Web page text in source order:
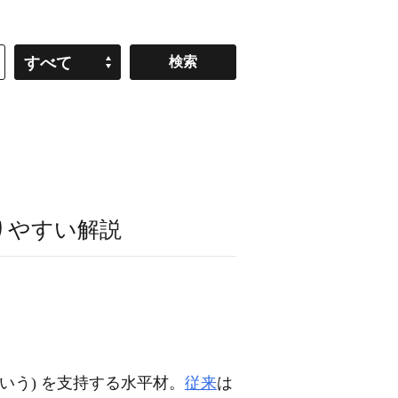
すべて
すい解説
う) を支持する水平材。 従来は